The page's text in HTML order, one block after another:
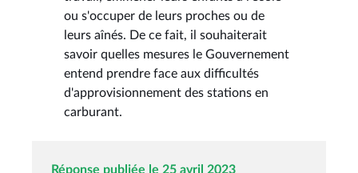
ou s'occuper de leurs proches ou de
leurs aînés. De ce fait, il souhaiterait
savoir quelles mesures le Gouvernement
entend prendre face aux difficultés
d'approvisionnement des stations en
carburant.
Réponse publiée le 25 avril 2023